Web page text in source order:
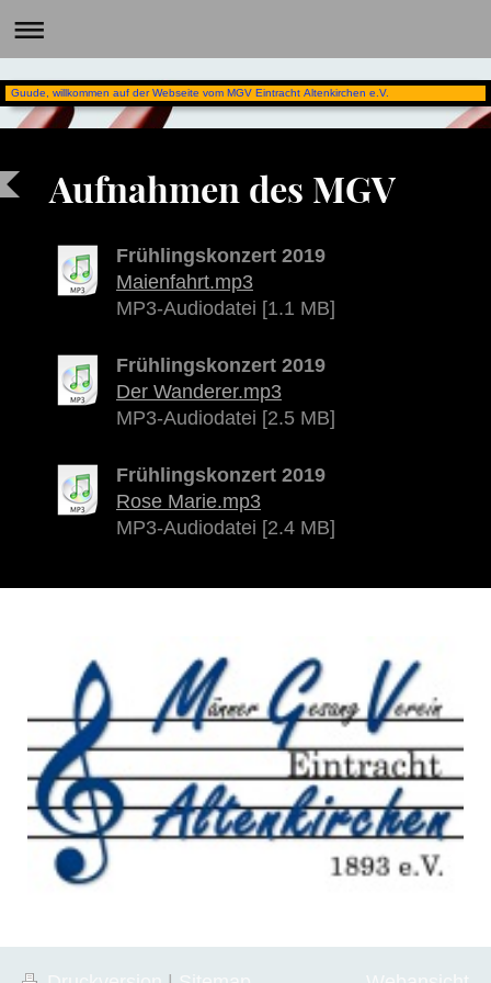
Guude, willkommen auf der Webseite vom MGV Eintracht Altenkirchen e.V.
Aufnahmen des MGV
Frühlingskonzert 2019
Maienfahrt.mp3
MP3-Audiodatei [1.1 MB]
Frühlingskonzert 2019
Der Wanderer.mp3
MP3-Audiodatei [2.5 MB]
Frühlingskonzert 2019
Rose Marie.mp3
MP3-Audiodatei [2.4 MB]